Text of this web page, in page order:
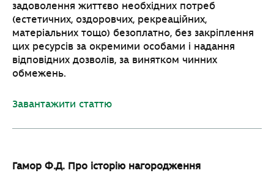
задоволення життєво необхідних потреб
(естетичних, оздоровчих, рекреаційних,
матеріальних тощо) безоплатно, без закріплення
цих ресурсів за окремими особами і надання
відповідних дозволів, за винятком чинних
обмежень.
Завантажити статтю
Гамор Ф.Д. Про історію нагородження